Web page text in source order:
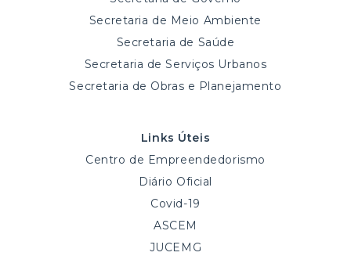
Secretaria de Meio Ambiente
Secretaria de Saúde
Secretaria de Serviços Urbanos
Secretaria de Obras e Planejamento
Links Úteis
Centro de Empreendedorismo
Diário Oficial
Covid-19
ASCEM
JUCEMG